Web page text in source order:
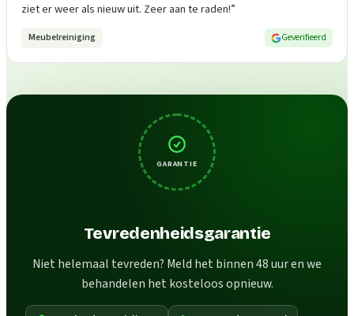
ziet er weer als nieuw uit. Zeer aan te raden!”
Meubelreiniging Geverifieerd
GARANTIE
Tevredenheidsgarantie
Niet helemaal tevreden? Meld het binnen 48 uur en we
behandelen het kosteloos opnieuw.